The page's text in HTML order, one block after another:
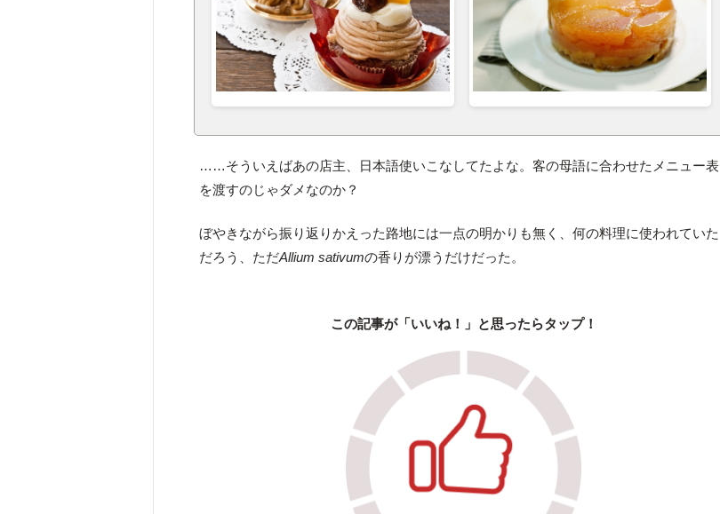
……そういえばあの店主、日本語使いこなしてたよな。客の母語に合わせたメニュー表
を渡すのじゃダメなのか？
ぼやきながら振り返りかえった路地には一点の明かりも無く、何の料理に使われていた
だろう、ただAllium sativumの香りが漂うだけだった。
この記事が「いいね！」と思ったらタップ！